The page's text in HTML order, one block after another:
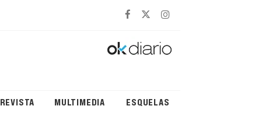
REVISTA MULTIMEDIA ESQUELAS